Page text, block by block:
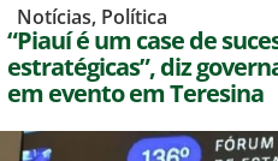
Notícias, Política
“Piauí é um case de
estratégicas”, diz
em evento em Teresina